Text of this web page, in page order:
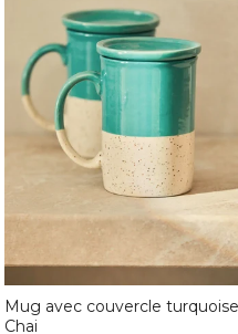
Mug avec couvercle turquoise
Chai